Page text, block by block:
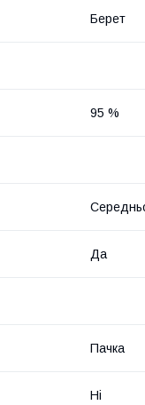
Берет
95 %
Да
Пачка
Ні